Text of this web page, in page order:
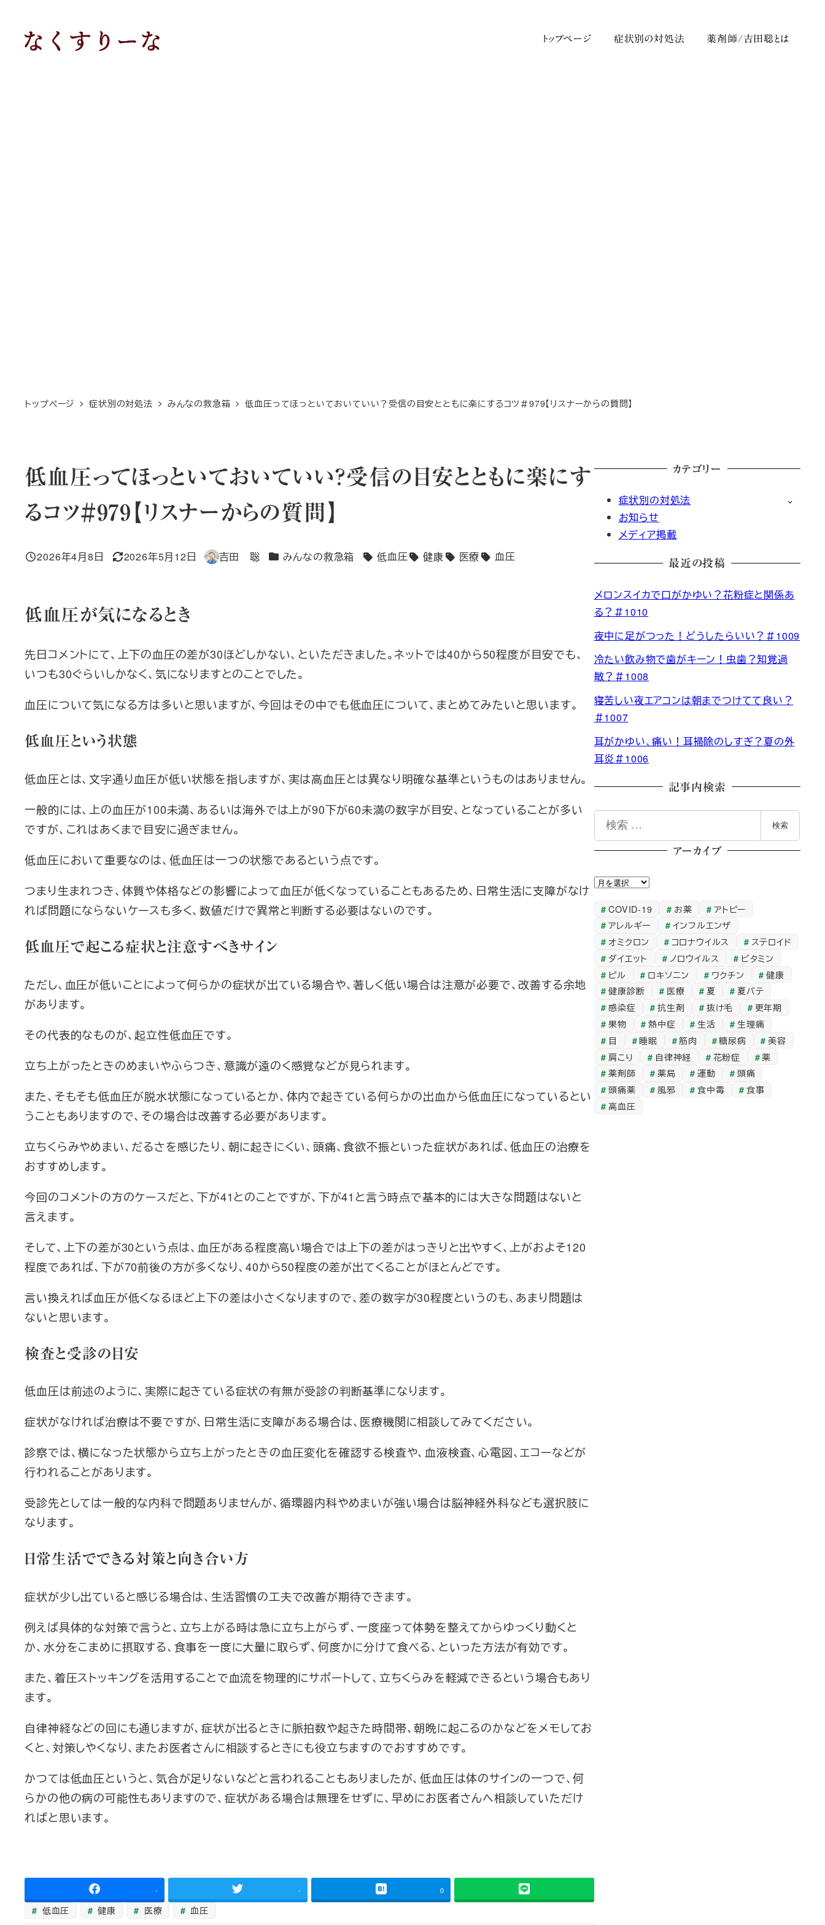
トップページ 症状別の対処法 薬剤師/吉田聡とは
トップページ 症状別の対処法 みんなの救急箱 低血圧ってほっといておいていい？受信の目安とともに楽にするコツ＃979【リスナーからの質問】
低血圧ってほっといておいていい？受信の目安とともに楽にす
るコツ＃979【リスナーからの質問】
投稿日
2026年4月8日
更新日
2026年5月12日
著
吉田 聡 カテゴリー
みんなの救急箱
タグ
低血圧 健康 医療 血圧
低血圧が気になるとき
先日コメントにて、上下の血圧の差が30ほどしかない、といただきました。ネットでは40から50程度が目安でも、
いつも30ぐらいしかなく、気になりますとのことでした。
血圧について気になる方は多いと思いますが、今回はその中でも低血圧について、まとめてみたいと思います。
低血圧という状態
低血圧とは、文字通り血圧が低い状態を指しますが、実は高血圧とは異なり明確な基準というものはありません。
一般的には、上の血圧が100未満、あるいは海外では上が90下が60未満の数字が目安、となっていることが多い
ですが、これはあくまで目安に過ぎません。
低血圧において重要なのは、低血圧は一つの状態であるという点です。
つまり生まれつき、体質や体格などの影響によって血圧が低くなっていることもあるため、日常生活に支障がなけ
れば問題にならないケースも多く、数値だけで異常と判断する必要はないのです。
低血圧で起こる症状と注意すべきサイン
ただし、血圧が低いことによって何らかの症状が出ている場合や、著しく低い場合は注意が必要で、改善する余地
があります。
その代表的なものが、起立性低血圧です。
立ち上がったときのめまいやふらつき、意識が遠のく感覚などが見られます。
また、そもそも低血圧が脱水状態になっているとか、体内で起きている何らかの出血から低血圧になっているとい
うこともありますので、その場合は改善する必要があります。
立ちくらみやめまい、だるさを感じたり、朝に起きにくい、頭痛、食欲不振といった症状があれば、低血圧の治療を
おすすめします。
今回のコメントの方のケースだと、下が41とのことですが、下が41と言う時点で基本的には大きな問題はないと
言えます。
そして、上下の差が30という点は、血圧がある程度高い場合では上下の差がはっきりと出やすく、上がおよそ120
程度であれば、下が70前後の方が多くなり、40から50程度の差が出てくることがほとんどです。
言い換えれば血圧が低くなるほど上下の差は小さくなりますので、差の数字が30程度というのも、あまり問題は
ないと思います。
検査と受診の目安
低血圧は前述のように、実際に起きている症状の有無が受診の判断基準になります。
症状がなければ治療は不要ですが、日常生活に支障がある場合は、医療機関に相談してみてください。
診察では、横になった状態から立ち上がったときの血圧変化を確認する検査や、血液検査、心電図、エコーなどが
行われることがあります。
受診先としては一般的な内科で問題ありませんが、循環器内科やめまいが強い場合は脳神経外科なども選択肢に
なります。
日常生活でできる対策と向き合い方
症状が少し出ていると感じる場合は、生活習慣の工夫で改善が期待できます。
例えば具体的な対策で言うと、立ち上がる時は急に立ち上がらず、一度座って体勢を整えてからゆっくり動くと
か、水分をこまめに摂取する、食事を一度に大量に取らず、何度かに分けて食べる、といった方法が有効です。
また、着圧ストッキングを活用することで血流を物理的にサポートして、立ちくらみを軽減できるという場合もあり
ます。
自律神経などの回にも通じますが、症状が出るときに脈拍数や起きた時間帯、朝晩に起こるのかなどをメモしてお
くと、対策しやくなり、またお医者さんに相談するときにも役立ちますのでおすすめです。
かつては低血圧というと、気合が足りないなどと言われることもありましたが、低血圧は体のサインの一つで、何
らかの他の病の可能性もありますので、症状がある場合は無理をせずに、早めにお医者さんへ相談していただけ
ればと思います。
- - 0
低血圧 健康 医療 血圧
カテゴリー
症状別の対処法
お知らせ
メディア掲載
最近の投稿
メロンスイカで口がかゆい？花粉症と関係あ
る？＃1010
夜中に足がつった！どうしたらいい？＃1009
冷たい飲み物で歯がキーン！虫歯？知覚過
敏？＃1008
寝苦しい夜エアコンは朝までつけてて良い？
＃1007
耳がかゆい、痛い！耳掃除のしすぎ？夏の外
耳炎＃1006
記事内検索
検
検索
アーカイブ
ア
カ
イ
ブ
COVID-19 お薬
アトピー
アレルギー
インフルエンザ
オミクロン
コロナウイルス
ステロイド
ダイエット
ノロウイルス
ビタミン
ピル
ロキソニン ワクチン
健康
健康診断
医療 夏
夏バテ
感染症
抗生剤 抜け毛
更年期
果物
熱中症 生活
生理痛
目
睡眠 筋肉 糖尿病
美容
肩こり
自律神経 花粉症
薬
薬剤師
薬局 運動
頭痛
頭痛薬
風邪 食中毒
食事
高血圧